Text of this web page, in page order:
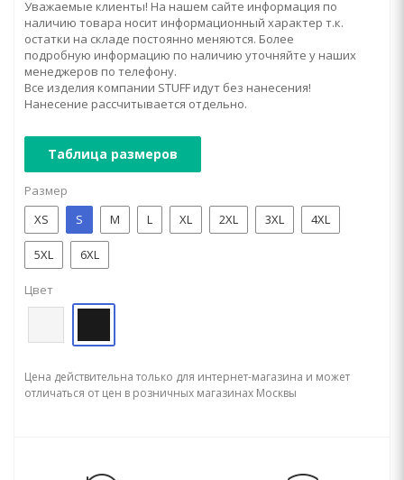
Уважаемые клиенты! На нашем сайте информация по
наличию товара носит информационный характер т.к.
остатки на складе постоянно меняются. Более
подробную информацию по наличию уточняйте у наших
менеджеров по телефону.
Все изделия компании STUFF идут без нанесения!
Нанесение рассчитывается отдельно.
Таблица размеров
Размер
XS
S M L XL 2XL 3XL 4XL
5XL 6XL
Цвет
Цена действительна только для интернет-магазина и может
отличаться от цен в розничных магазинах Москвы